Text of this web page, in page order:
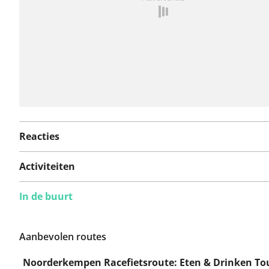
Reacties
Activiteiten
In de buurt
Aanbevolen routes
Noorderkempen Racefietsroute: Eten & Drinken